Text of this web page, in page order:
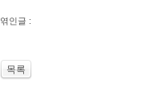
엮인글 :
목록